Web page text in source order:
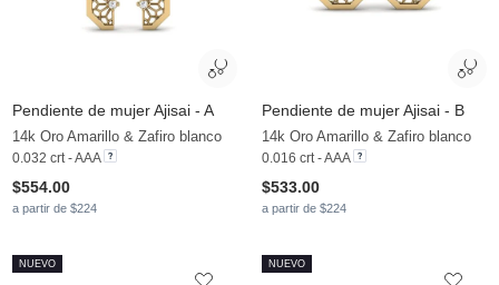
Pendiente de mujer Ajisai - A
14k Oro Amarillo & Zafiro blanco
0.032 crt - AAA
$554.00
a partir de $224
Pendiente de mujer Ajisai - B
14k Oro Amarillo & Zafiro blanco
0.016 crt - AAA
$533.00
a partir de $224
NUEVO NUEVO